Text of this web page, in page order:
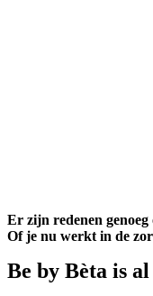
Er zijn redenen
Of je nu werkt in de
Be by Bèta is